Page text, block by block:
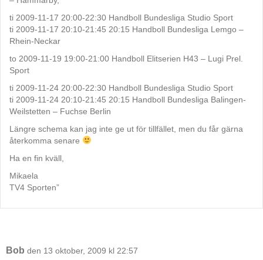
ti 2009-11-17 20:00-22:30 Handboll Bundesliga Studio Sport
ti 2009-11-17 20:10-21:45 20:15 Handboll Bundesliga Lemgo –
Rhein-Neckar
to 2009-11-19 19:00-21:00 Handboll Elitserien H43 – Lugi Prel.
Sport
ti 2009-11-24 20:00-22:30 Handboll Bundesliga Studio Sport
ti 2009-11-24 20:10-21:45 20:15 Handboll Bundesliga Balingen-
Weilstetten – Fuchse Berlin
Längre schema kan jag inte ge ut för tillfället, men du får gärna
återkomma senare
Ha en fin kväll,
Mikaela
TV4 Sporten”
Bob den 13 oktober, 2009 kl 22:57